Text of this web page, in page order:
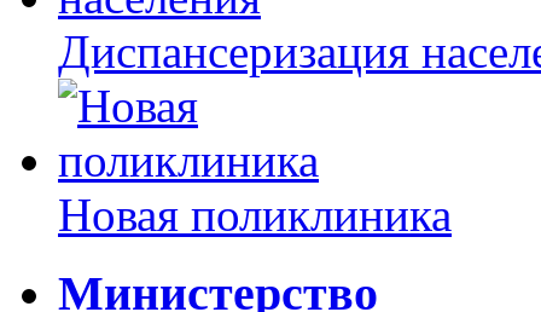
Диспансеризация
Новая поликлиника
Министерство